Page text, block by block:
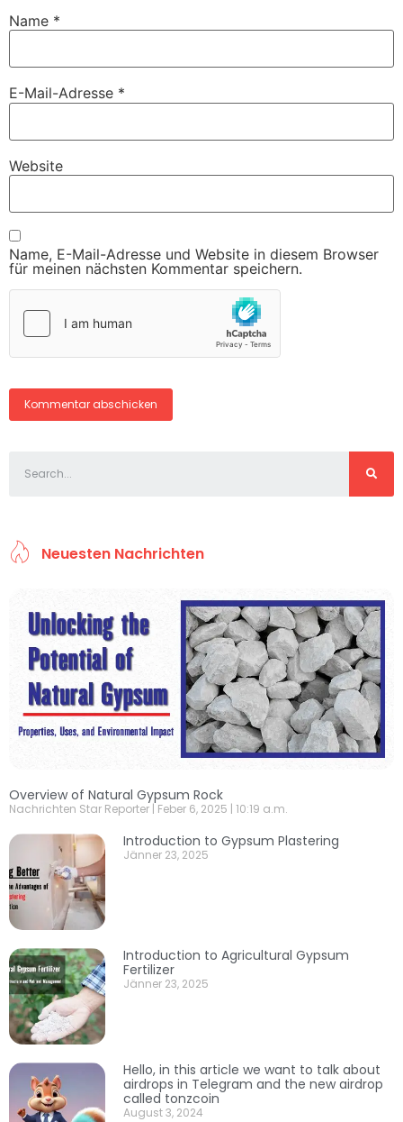
Name *
E-Mail-Adresse *
Website
Name, E-Mail-Adresse und Website in diesem Browser
für meinen nächsten Kommentar speichern.
Neuesten Nachrichten
Overview of Natural Gypsum Rock
Nachrichten Star Reporter Feber 6, 2025 10:19 a.m.
Introduction to Gypsum Plastering
Jänner 23, 2025
Introduction to Agricultural Gypsum
Fertilizer
Jänner 23, 2025
Hello, in this article we want to talk about
airdrops in Telegram and the new airdrop
called tonzcoin
August 3, 2024